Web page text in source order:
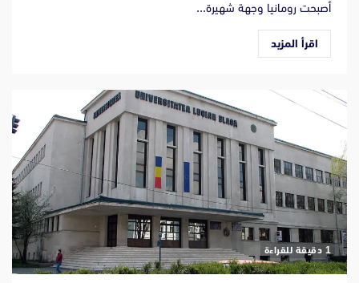
أصبحت رومانيا وجهة شهيرة...
اقرأ المزيد
‫1 دقيقة للقراءة